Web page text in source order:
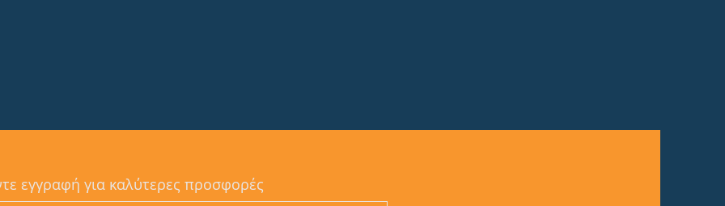
εγγραφή για καλύτερες προσφορές